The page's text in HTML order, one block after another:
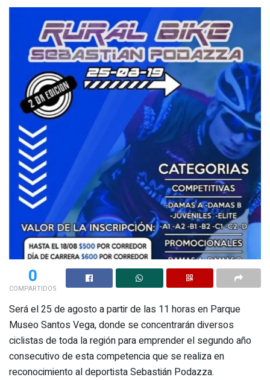
0
COMPARTIDOS
Será el 25 de agosto a partir de las 11 horas en Parque
Museo Santos Vega, donde se concentrarán diversos
ciclistas de toda la región para emprender el segundo año
consecutivo de esta competencia que se realiza en
reconocimiento al deportista Sebastián Podazza.